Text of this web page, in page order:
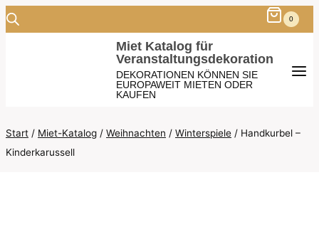
Zum
0
Miet Katalog für
Veranstaltungsdekoration
DEKORATIONEN KÖNNEN SIE
EUROPAWEIT MIETEN ODER
KAUFEN
Start / Miet-Katalog / Weihnachten / Winterspiele / Handkurbel –
Kinderkarussell